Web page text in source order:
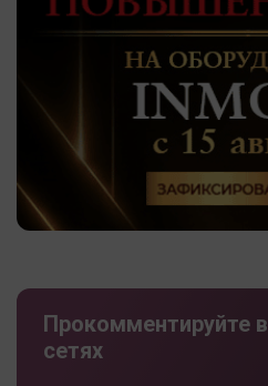
Прокомментируйте
сетях